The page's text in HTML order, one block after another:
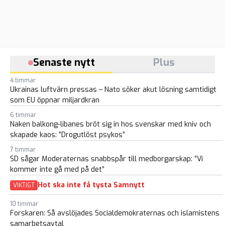
Senaste nytt Plus
4 timmar
Ukrainas luftvärn pressas – Nato söker akut lösning samtidigt
som EU öppnar miljardkran
6 timmar
Naken balkong-libanes bröt sig in hos svenskar med kniv och
skapade kaos: ”Drogutlöst psykos”
7 timmar
SD sågar Moderaternas snabbspår till medborgarskap: ”Vi
kommer inte gå med på det”
VIKTIGT Hot ska inte få tysta Samnytt
10 timmar
Forskaren: Så avslöjades Socialdemokraternas och islamistens
samarbetsavtal